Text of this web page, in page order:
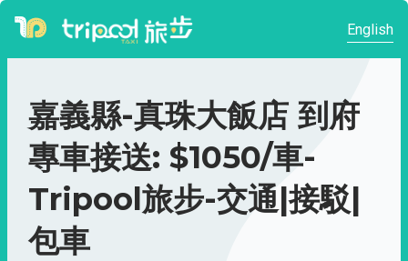
English
嘉義縣-真珠大飯店 到府
專車接送: $1050/車-
Tripool旅步-交通|接駁|
包車